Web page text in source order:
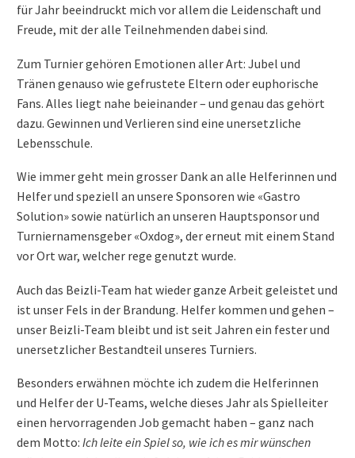
für Jahr beeindruckt mich vor allem die Leidenschaft und
Freude, mit der alle Teilnehmenden dabei sind.
Zum Turnier gehören Emotionen aller Art: Jubel und
Tränen genauso wie gefrustete Eltern oder euphorische
Fans. Alles liegt nahe beieinander – und genau das gehört
dazu. Gewinnen und Verlieren sind eine unersetzliche
Lebensschule.
Wie immer geht mein grosser Dank an alle Helferinnen und
Helfer und speziell an unsere Sponsoren wie «Gastro
Solution» sowie natürlich an unseren Hauptsponsor und
Turniernamensgeber «Oxdog», der erneut mit einem Stand
vor Ort war, welcher rege genutzt wurde.
Auch das Beizli-Team hat wieder ganze Arbeit geleistet und
ist unser Fels in der Brandung. Helfer kommen und gehen –
unser Beizli-Team bleibt und ist seit Jahren ein fester und
unersetzlicher Bestandteil unseres Turniers.
Besonders erwähnen möchte ich zudem die Helferinnen
und Helfer der U-Teams, welche dieses Jahr als Spielleiter
einen hervorragenden Job gemacht haben – ganz nach
dem Motto: Ich leite ein Spiel so, wie ich es mir wünschen